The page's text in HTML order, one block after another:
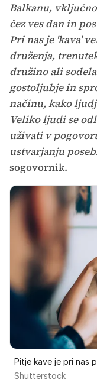
Balkanu,
čez ves dan in
Pri nas je 'kava'
druženja,
družino ali
gostoljubje in
načinu, kako
Veliko ljudi se
uživati v
ustvarjanju
sogovornik.
Pitje kave je pri nas
Shutterstock